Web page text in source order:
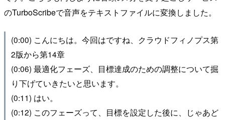
のTurboScribeで音声をテキストファイルに変換しました。
(0:00) こんにちは。今回はですね、クラウドフィノプス第
2版から第14章
(0:06) 最適化フェーズ、目標達成のための調整について掘
り下げていきたいと思います。
(0:11) はい。
(0:12) このフェーズって、目標を設定した後に、じゃあど